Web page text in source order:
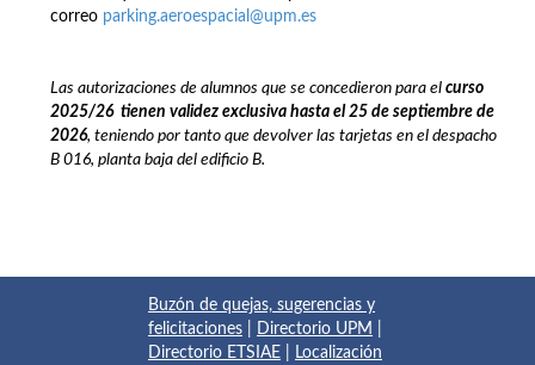
correo parking.aeroespacial@upm.es
Las autorizaciones de alumnos que se concedieron para el curso
2025/26 tienen validez exclusiva hasta el 25 de septiembre de
2026, teniendo por tanto que devolver las tarjetas en el despacho
B 016, planta baja del edificio B.
Buzón de quejas, sugerencias y
felicitaciones
Directorio UPM
Directorio ETSIAE
Localización